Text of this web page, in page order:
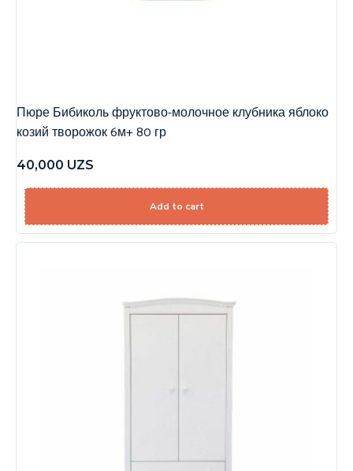
Пюре Бибиколь фруктово-молочное клубника яблоко
козий творожок 6м+ 80 гр
40,000 UZS
Add to cart